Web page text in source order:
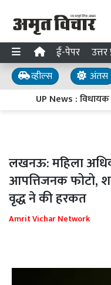
ई-पेपर
व्हील्स अंतस
UP News : विधायक
लखनऊ: महिला
आपत्तिजनक फोटो,
वृद्ध ने की हरकत
Amrit Vichar Network